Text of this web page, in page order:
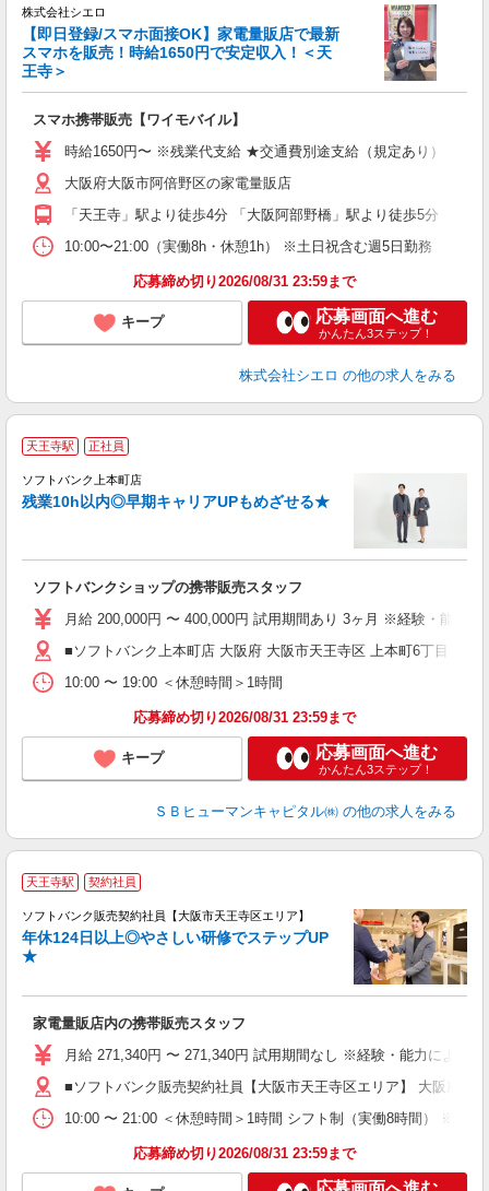
株式会社シエロ
【即日登録/スマホ面接OK】家電量販店で最新
スマホを販売！時給1650円で安定収入！＜天
王寺＞
スマホ携帯販売【ワイモバイル】
時給1650円〜 ※残業代支給 ★交通費別途支給（規定あり） ゜+
大阪府大阪市阿倍野区の家電量販店
「天王寺」駅より徒歩4分 「大阪阿部野橋」駅より徒歩5分
10:00〜21:00（実働8h・休憩1h） ※土日祝含む週5日勤務
応募締め切り2026/08/31 23:59まで
キープ 応募画面へ進む
かんたん3ステップ！
株式会社シエロ の他の求人をみる
天王寺駅 正社員
ソフトバンク上本町店
残業10h以内◎早期キャリアUPもめざせる★
ソフトバンクショップの携帯販売スタッフ
月給 200,000円 〜 400,000円 試用期間あり 3ヶ月 ※経験・能力
■ソフトバンク上本町店 大阪府 大阪市天王寺区 上本町6丁目
10:00 〜 19:00 ＜休憩時間＞1時間
応募締め切り2026/08/31 23:59まで
キープ 応募画面へ進む
かんたん3ステップ！
ＳＢヒューマンキャピタル㈱ の他の求人をみる
天王寺駅 契約社員
ソフトバンク販売契約社員【大阪市天王寺区エリア】
年休124日以上◎やさしい研修でステップUP
★
家電量販店内の携帯販売スタッフ
月給 271,340円 〜 271,340円 試用期間なし ※経験・能力による
■ソフトバンク販売契約社員【大阪市天王寺区エリア】 大阪府大
10:00 〜 21:00 ＜休憩時間＞1時間 シフト制（実働8時間） ※営
応募締め切り2026/08/31 23:59まで